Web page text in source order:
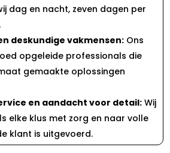
dag en nacht, zeven dagen per
deskundige vakmensen: Ons
opgeleide professionals die
gemaakte oplossingen
en aandacht voor detail: Wij
elke klus met zorg en naar volle
klant is uitgevoerd.